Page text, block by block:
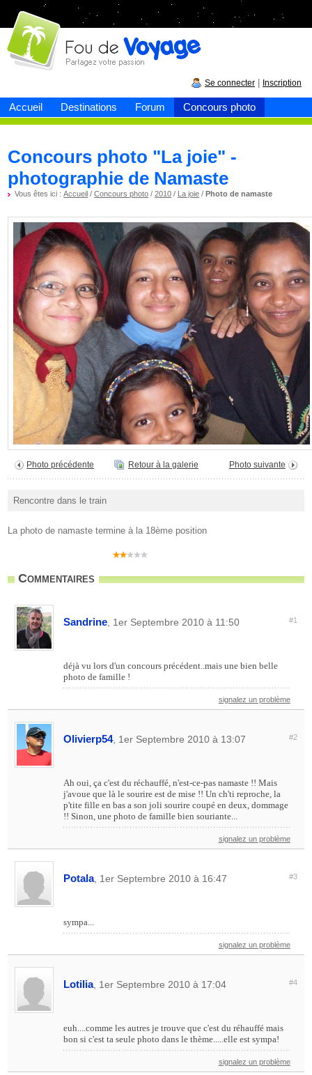
Accueil Destinations Forum Concours photo
Fou devoyage
Se connecter Inscription
Concours photo "La joie" -
photographie de Namaste
Vous êtes ici :Accueil /Concours photo /2010 / La joie /Photo de namaste
Photo précédente Retour à la galerie Photo suivante
Rencontre dans le train
La photo de namaste termine à la 18ème position
Commentaires
Sandrine , 1er Septembre 2010 à 11:50 #1
déjà vu lors d'un concours précédent..mais une bien belle
photo de famille !
signalez un problème
Olivierp54, 1er Septembre 2010 à 13:07 #2
Ah oui, ça c'est du réchauffé, n'est-ce-pas namaste !! Mais
j'avoue que là le sourire est de mise !! Un ch'ti reproche, la
p'tite fille en bas a son joli sourire coupé en deux, dommage
!! Sinon, une photo de famille bien souriante...
signalez un problème
Potala, 1er Septembre 2010 à 16:47 #3
sympa...
signalez un problème
Lotilia, 1er Septembre 2010 à 17:04 #4
euh....comme les autres je trouve que c'est du réhauffé mais
bon si c'est ta seule photo dans le thème.....elle est sympa!
signalez un problème